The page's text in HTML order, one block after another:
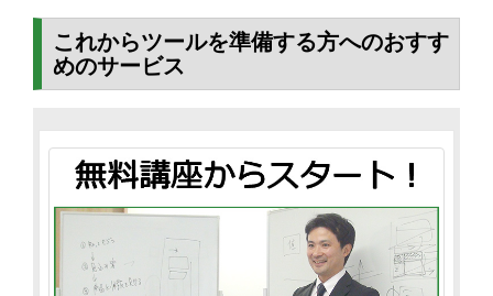
これからツールを準備する方へのおすす
めのサービス